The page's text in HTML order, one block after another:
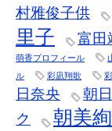
村雅俊子供
里子
富田
萌香プロフィール
ル
彩凪翔歌
日奈央
朝
ク
朝美絢